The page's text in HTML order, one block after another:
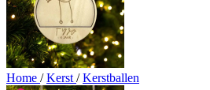
Home / Kerst / Kerstballen